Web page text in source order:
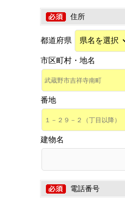
住所
都道府県
市区町村・地名
番地
建物名
電話番号